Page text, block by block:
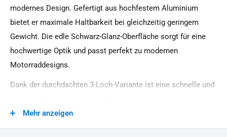
modernes Design. Gefertigt aus hochfestem Aluminium
bietet er maximale Haltbarkeit bei gleichzeitig geringem
Gewicht. Die edle Schwarz-Glanz-Oberfläche sorgt für eine
hochwertige Optik und passt perfekt zu modernen
Motorraddesigns.
Dank der durchdachten 3-Loch-Variante ist eine schnelle und
Unterlagen mit Winkelverstellung ermöglichen eine flexible
Anpassung und reduzieren Vibrationen während der Fahrt
Mehr anzeigen